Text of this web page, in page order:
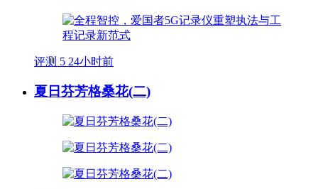
评测 5 24小时前
夏日芬芳格桑花(二)